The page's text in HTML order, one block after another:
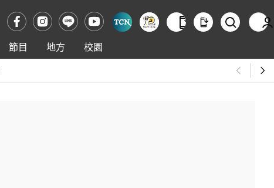
節目 地方
校園